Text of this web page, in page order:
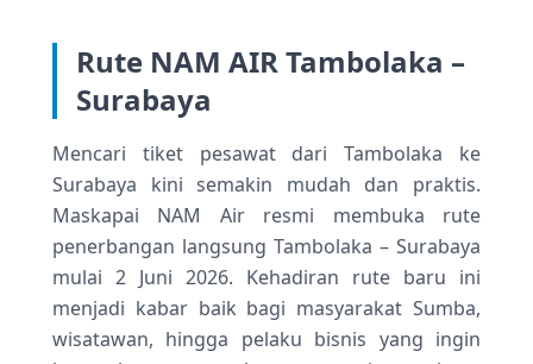
Rute NAM AIR Tambolaka –
Surabaya
Mencari tiket pesawat dari Tambolaka ke
Surabaya kini semakin mudah dan praktis.
Maskapai NAM Air resmi membuka rute
penerbangan langsung Tambolaka – Surabaya
mulai 2 Juni 2026. Kehadiran rute baru ini
menjadi kabar baik bagi masyarakat Sumba,
wisatawan, hingga pelaku bisnis yang ingin